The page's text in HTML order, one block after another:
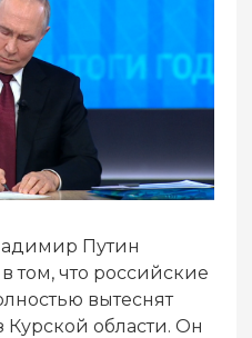
Путин
том, что российские
вытеснят
области. Он